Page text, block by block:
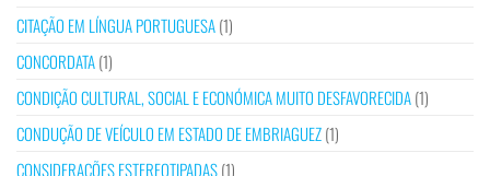
CITAÇÃO EM LÍNGUA PORTUGUESA(1)
CONCORDATA(1)
CONDIÇÃO CULTURAL, SOCIAL E ECONÓMICA MUITO DESFAVORECIDA(1)
CONDUÇÃO DE VEÍCULO EM ESTADO DE EMBRIAGUEZ(1)
CONSIDERAÇÕES ESTEREOTIPADAS(1)